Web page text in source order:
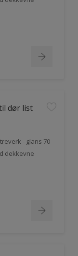
dør list
- glans 70
dekkevne